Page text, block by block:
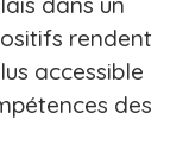
rendent
accessible
des